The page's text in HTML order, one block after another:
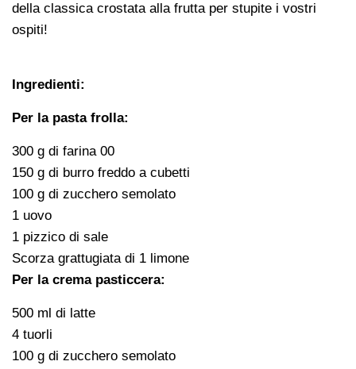
della classica crostata alla frutta per stupite i vostri
ospiti!
Ingredienti:
Per la pasta frolla:
300 g di farina 00
150 g di burro freddo a cubetti
100 g di zucchero semolato
1 uovo
1 pizzico di sale
Scorza grattugiata di 1 limone
Per la crema pasticcera:
500 ml di latte
4 tuorli
100 g di zucchero semolato